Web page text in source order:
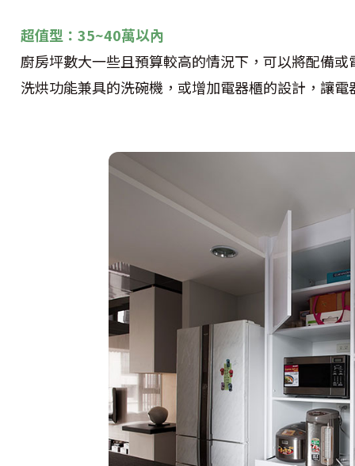
超值型：35~40萬以內
廚房坪數大一些且預算較高的情況下，可以將配備
洗烘功能兼具的洗碗機，或增加電器櫃的設計，讓